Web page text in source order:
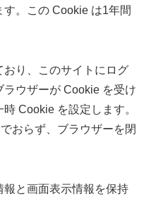
。この Cookie は1年間
おり、このサイトにログ
ウザーが Cookie を受け
Cookie を設定します。
おらず、ブラウザーを閉
報と画面表示情報を保持